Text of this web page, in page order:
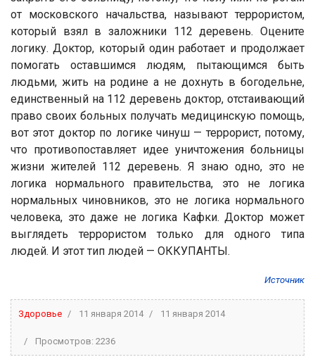
от московского начальства, называют террористом,
который взял в заложники 112 деревень. Оцените
логику. Доктор, который один работает и продолжает
помогать оставшимся людям, пытающимся быть
людьми, жить на родине а не дохнуть в богодельне,
единственный на 112 деревень доктор, отстаивающий
право своих больных получать медицинскую помощь,
вот этот доктор по логике чинуш — террорист, потому,
что противопоставляет идее уничтожения больницы
жизни жителей 112 деревень. Я знаю одно, это не
логика нормального правительства, это не логика
нормальных чиновников, это не логика нормального
человека, это даже не логика Кафки. Доктор может
выглядеть террористом только для одного типа
людей. И этот тип людей — ОККУПАНТЫ.
Источник
Здоровье 11 января 2014 11 января 2014
Просмотров: 2236